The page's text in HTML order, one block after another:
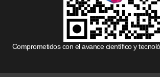
Comprometidos con el avance científico y